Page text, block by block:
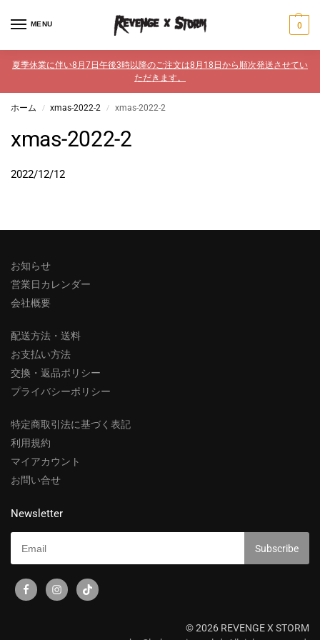
MENU 0
夏季休業に伴い8月7日午後3時以降のご注文は8月18日から順次発送させてい
ただきます。
ホーム / xmas-2022-2 / xmas-2022-2
xmas-2022-2
2022/12/12
お知らせ
営業日カレンダー
会社概要
配送方法・送料
お支払い方法
交換・返品ポリシー
プライバシーポリシー
特定商取引法に基づく表記
利用規約
マイアカウント
お問い合せ
Newsletter
© 2026 REVENGE X STORM